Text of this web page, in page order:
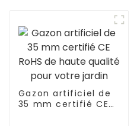
Gazon artificiel de
35 mm certifié CE